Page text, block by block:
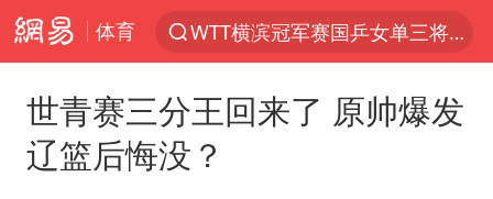
体育
WTT横滨冠军赛国乒女单三将晋级四强
光影经济撬动暑期消费新蓝海
唐田赛前发布会上引用《孙子兵法》
陈思诚零点晒照为佟丽娅庆生
世青赛三分王回来了 原帅爆发
辽篮后悔没？